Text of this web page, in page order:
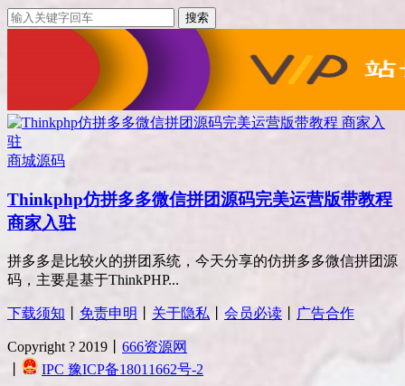
搜索
商城源码
Thinkphp仿拼多多微信拼团源码完美运营版带教程
商家入驻
拼多多是比较火的拼团系统，今天分享的仿拼多多微信拼团源
码，主要是基于ThinkPHP...
下载须知 免责申明 关于隐私 会员必读 广告合作
Copyright ? 2019丨 666资源网
IPC 豫ICP备18011662号-2